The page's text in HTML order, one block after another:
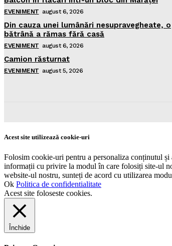
EVENIMENT august 6, 2026
Din cauza unei lumânări nesupravegheate, o
bătrână a rămas fără casă
EVENIMENT august 6, 2026
Camion răsturnat
EVENIMENT august 5, 2026
Acest site utilizează cookie-uri
Folosim cookie-uri pentru a personaliza conținutul
informații cu privire la modul în care folosiți site-ul
website-ul nostru, sunteți de acord cu utilizarea
Ok Politica de confidentialitate
Acest site foloseste cookies.
Închide